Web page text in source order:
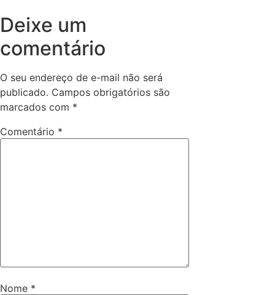
Deixe um
comentário
O seu endereço de e-mail não será
publicado. Campos obrigatórios são
marcados com *
Comentário *
Nome *